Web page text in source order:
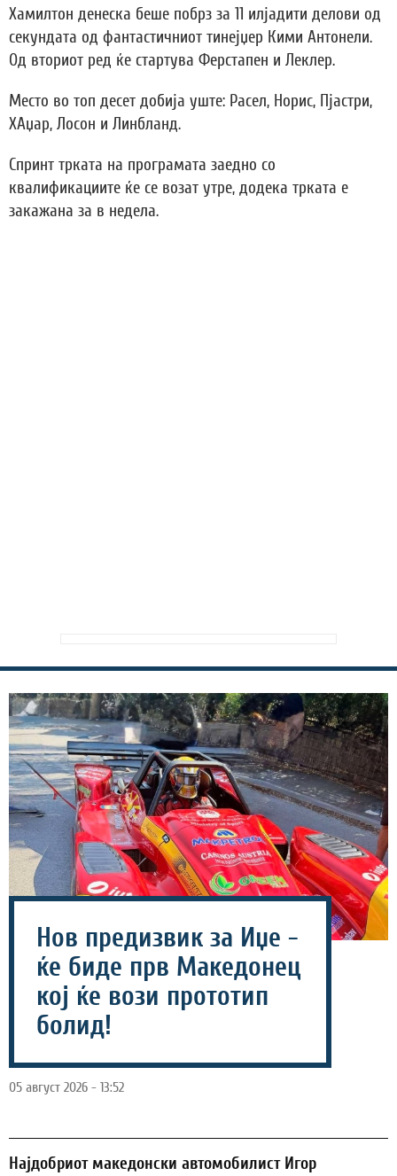
Хамилтон денеска беше побрз за 11 илјадити делови од
секундата од фантастичниот тинејџер Кими Антонели.
Од вториот ред ќе стартува Ферстапен и Леклер.
Место во топ десет добија уште: Расел, Норис, Пјастри,
ХАџар, Лосон и Линбланд.
Спринт трката на програмата заедно со
квалификациите ќе се возат утре, додека трката е
закажана за в недела.
Нов предизвик за Иџе -
ќе биде прв Македонец
кој ќе вози прототип
болид!
05 август 2026 - 13:52
Најдобриот македонски автомобилист Игор